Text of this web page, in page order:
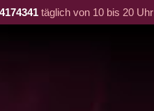
täglich von 10 bis 20 Uhr